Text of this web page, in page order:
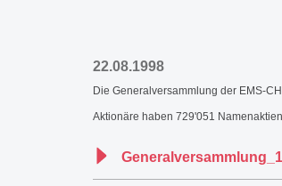
22.08.1998
Die Generalversammlung der EMS-
Aktionäre haben 729'051